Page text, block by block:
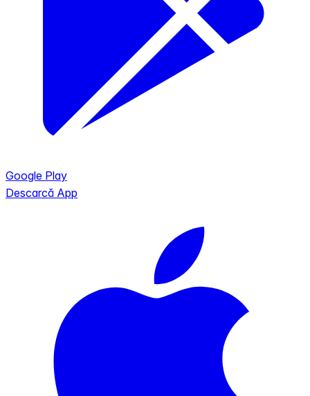
Google Play
Descarcă App